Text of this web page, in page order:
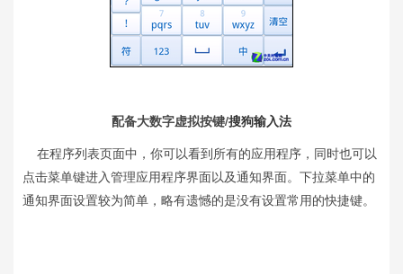
配备大数字虚拟按键/搜狗输入法
在程序列表页面中，你可以看到所有的应用程序，同时也可以
点击菜单键进入管理应用程序界面以及通知界面。下拉菜单中的
通知界面设置较为简单，略有遗憾的是没有设置常用的快捷键。